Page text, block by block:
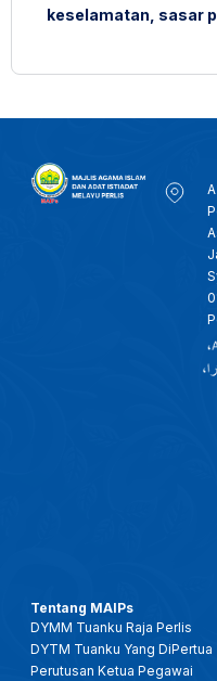
keselamatan, sasar
Tentang MAIPs
DYMM Tuanku Raja Perlis
DYTM Tuanku Yang DiPertua
Perutusan Ketua Pegawai